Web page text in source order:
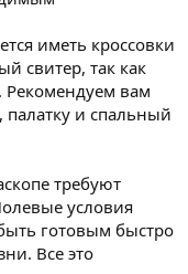
иметь кроссовки
свитер, так как
вам
палатку и спальный
требуют
условия
готовым быстро
Все это